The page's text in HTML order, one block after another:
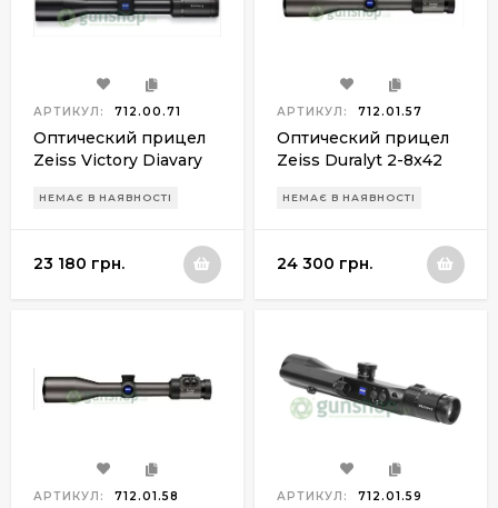
АРТИКУЛ: 712.00.71
Оптический прицел
Zeiss Victory Diavary
Z5)
НЕМАЄ В НАЯВНОСТІ
23 180 грн.
АРТИКУЛ: 712.01.57
Оптический прицел
Zeiss Duralyt 2-8x42
НЕМАЄ В НАЯВНОСТІ
24 300 грн.
АРТИКУЛ: 712.01.58 АРТИКУЛ: 712.01.59